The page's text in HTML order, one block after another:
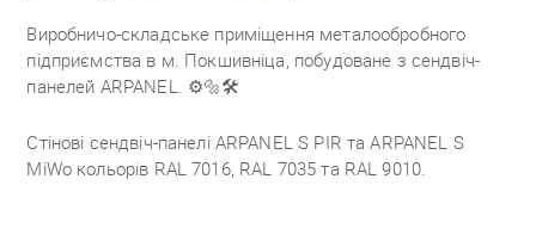
Виробничо-складське приміщення металообробного
підприємства в м. Покшивніца, побудоване з сендвіч-
панелей ARPANEL. ⚙️🔩🛠
Стінові сендвіч-панелі ARPANEL S PIR та ARPANEL S
MiWo кольорів RAL 7016, RAL 7035 та RAL 9010.